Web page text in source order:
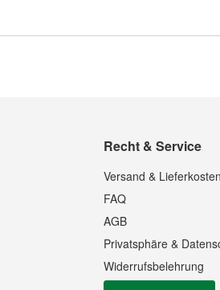
Recht & Service
Versand & Lieferkosten
FAQ
AGB
Privatsphäre &
Widerrufsbelehrung